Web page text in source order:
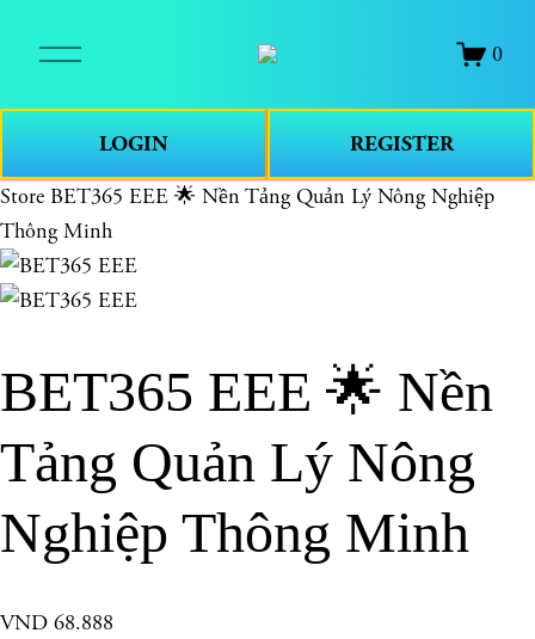
O
e
e
n
u
0
LOGIN REGISTER
Store BET365 EEE 🌟 Nền Tảng Quản Lý Nông Nghiệp
Thông Minh
BET365 EEE 🌟 Nền
Tảng Quản Lý Nông
Nghiệp Thông Minh
VND 68.888